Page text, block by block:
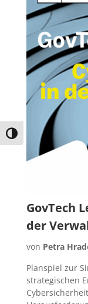
Umschalten auf
GovTech
der
von Petra
Planspiel zur
strategischen